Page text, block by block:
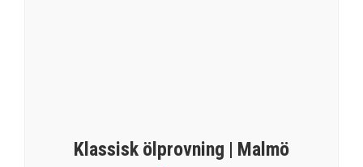
Klassisk ölprovning | Malmö